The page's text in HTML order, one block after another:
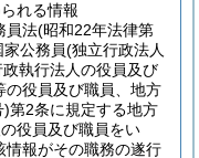
れる情報
員法(昭和22年法律第
公務員(独立行政法人
執行法人の役員及び
の役員及び職員、地方
)第2条に規定する地方
役員及び職員をい
情報がその職務の遂行